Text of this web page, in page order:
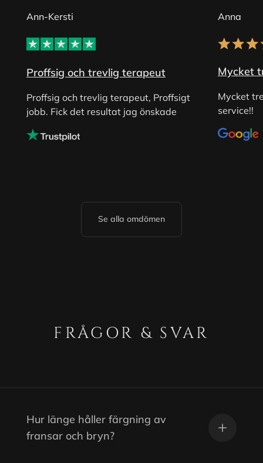
Ann-Kersti
Proffsig och trevlig terapeut
Proffsig och trevlig terapeut, Proffsigt
jobb. Fick det resultat jag önskade
Anna
Mycket
Mycket
service!!
Se alla omdömen
FRÅGOR & SVAR
Hur länge håller färgning av
fransar och bryn?